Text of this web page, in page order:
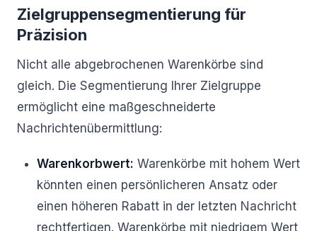
Zielgruppensegmentierung für
Präzision
Nicht alle abgebrochenen Warenkörbe sind
gleich. Die Segmentierung Ihrer Zielgruppe
ermöglicht eine maßgeschneiderte
Nachrichtenübermittlung:
Warenkorbwert: Warenkörbe mit hohem Wert
könnten einen persönlicheren Ansatz oder
einen höheren Rabatt in der letzten Nachricht
rechtfertigen. Warenkörbe mit niedrigem Wert